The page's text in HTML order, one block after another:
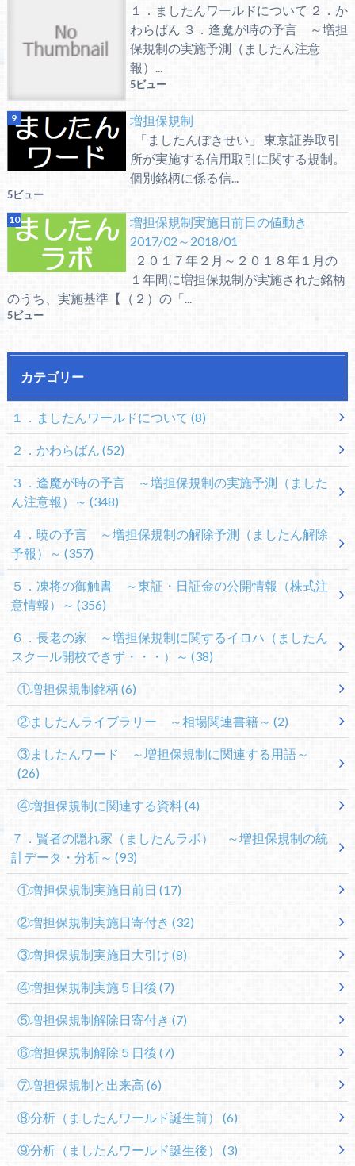
１．ましたんワールドについて ２．か
わらばん ３．逢魔が時の予言 ～増担
保規制の実施予測（ましたん注意
報）...
5ビュー
増担保規制
「ましたんぽきせい」 東京証券取引
所が実施する信用取引に関する規制。
個別銘柄に係る信...
5ビュー
増担保規制実施日前日の値動き
2017/02～2018/01
２０１７年２月～２０１８年１月の
１年間に増担保規制が実施された銘柄
のうち、実施基準【（２）の「...
5ビュー
カテゴリー
１．ましたんワールドについて (8)
２．かわらばん (52)
３．逢魔が時の予言 ～増担保規制の実施予測（ました
ん注意報）～ (348)
４．暁の予言 ～増担保規制の解除予測（ましたん解除
予報）～ (357)
５．凍将の御触書 ～東証・日証金の公開情報（株式注
意情報）～ (356)
６．長老の家 ～増担保規制に関するイロハ（ましたん
スクール開校できず・・・）～ (38)
①増担保規制銘柄 (6)
②ましたんライブラリー ～相場関連書籍～ (2)
③ましたんワード ～増担保規制に関連する用語～
(26)
④増担保規制に関連する資料(4)
７．賢者の隠れ家（ましたんラボ） ～増担保規制の統
計データ・分析～ (93)
①増担保規制実施日前日 (17)
②増担保規制実施日寄付き (32)
③増担保規制実施日大引け (8)
④増担保規制実施５日後 (7)
⑤増担保規制解除日寄付き (7)
⑥増担保規制解除５日後 (7)
⑦増担保規制と出来高 (6)
⑧分析（ましたんワールド誕生前） (6)
⑨分析（ましたんワールド誕生後） (3)